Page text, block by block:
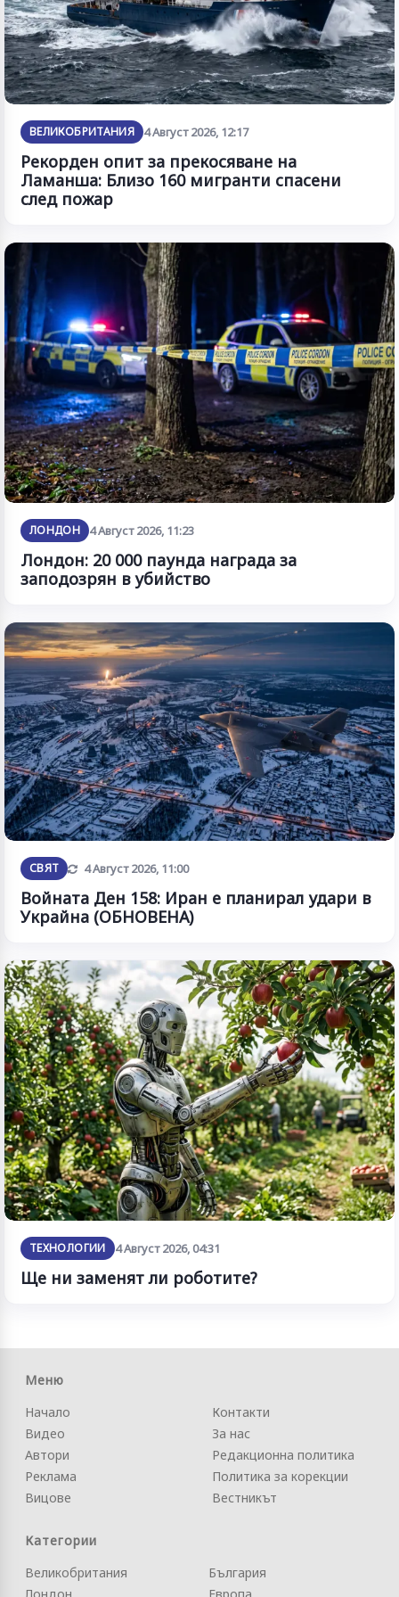
ВЕЛИКОБРИТАНИЯ 4 Август 2026, 12:17
Рекорден опит за прекосяване на
Ламанша: Близо 160 мигранти спасени
след пожар
ЛОНДОН 4 Август 2026, 11:23
Лондон: 20 000 паунда награда за
заподозрян в убийство
СВЯТ Обновена
4 Август 2026, 11:00
Войната Ден 158: Иран е планирал удари в
Украйна (ОБНОВЕНА)
ТЕХНОЛОГИИ 4 Август 2026, 04:31
Ще ни заменят ли роботите?
Меню
Начало
Видео
Автори
Реклама
Вицове
Контакти
За нас
Редакционна политика
Политика за корекции
Вестникът
Категории
Великобритания
България